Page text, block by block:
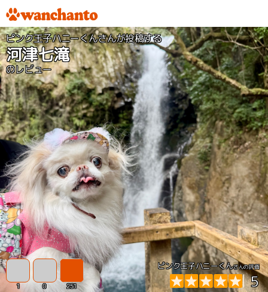
ピンク王子ハニーくんさんが投稿する
河津七滝
のレビュー
ピンク王子ハニーくんさんの評価
5
1 0 251